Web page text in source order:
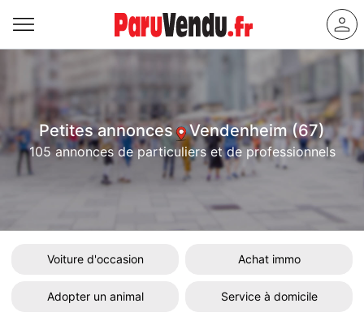
Petites annonces Vendenheim (67)
105 annonces de particuliers et de professionnels
Voiture d'occasion Achat immo
Adopter un animal Service à domicile